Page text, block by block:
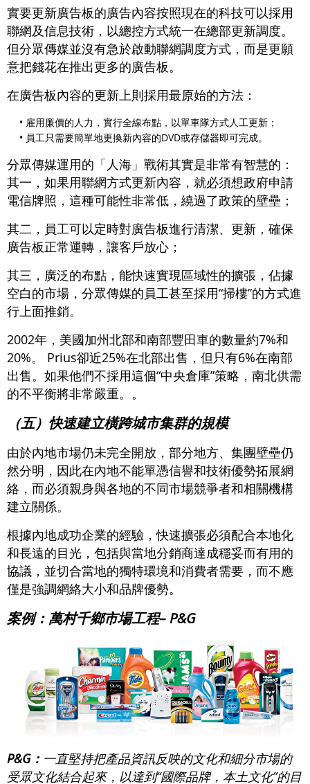
實要更新廣告板的廣告內容按照現在的科技可以採用
聯網及信息技術，以總控方式統一在總部更新調度。
但分眾傳媒並沒有急於啟動聯網調度方式，而是更願
意把錢花在推出更多的廣告板。
在廣告板內容的更新上則採用最原始的方法：
• 雇用廉價的人力，實行全線布點，以單車隊方式人工更新；
• 員工只需要簡單地更換新內容的DVD或存儲器即可完成。
分眾傳媒運用的「人海」戰術其實是非常有智慧的：
其一，如果用聯網方式更新內容，就必須想政府申請
電信牌照，這種可能性非常低，繞過了政策的壁壘；
其二，員工可以定時對廣告板進行清潔、更新，確保
廣告板正常運轉，讓客戶放心；
其三，廣泛的布點，能快速實現區域性的擴張，佔據
空白的市場，分眾傳媒的員工甚至採用“掃樓”的方式進
行上面推銷。
2002年，美國加州北部和南部豐田車的數量約7%和
20%。 Prius卻近25%在北部出售，但只有6%在南部
出售。如果他們不採用這個“中央倉庫”策略，南北供需
的不平衡將非常嚴重。。
（五）快速建立橫跨城市集群的規模
由於內地市場仍未完全開放，部分地方、集團壁壘仍
然分明，因此在內地不能單憑信譽和技術優勢拓展網
絡，而必須親身與各地的不同市場競爭者和相關機構
建立關係。
根據內地成功企業的經驗，快速擴張必須配合本地化
和長遠的目光，包括與當地分銷商達成穩妥而有用的
協議，並切合當地的獨特環境和消費者需要，而不應
僅是強調網絡大小和品牌優勢。
案例：萬村千鄉市場工程– P&G
P&G： 一直堅持把產品資訊反映的文化和細分市場的
受眾文化結合起來，以達到“國際品牌，本土文化”的目